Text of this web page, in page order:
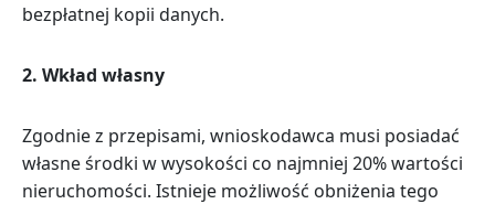
bezpłatnej kopii danych.
2. Wkład własny
Zgodnie z przepisami, wnioskodawca musi posiadać
własne środki w wysokości co najmniej 20% wartości
nieruchomości. Istnieje możliwość obniżenia tego